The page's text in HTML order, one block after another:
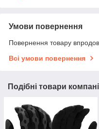
Умови повернення
Повернення товару
Всі умови повернення
Подібні товари